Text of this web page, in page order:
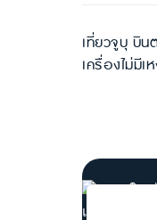
เที่ยวจูบุ บิ
เครื่องไม่มี